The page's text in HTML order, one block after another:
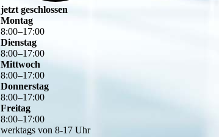
jetzt geschlossen
Montag
8:00–17:00
Dienstag
8:00–17:00
Mittwoch
8:00–17:00
Donnerstag
8:00–17:00
Freitag
8:00–17:00
werktags von 8-17 Uhr